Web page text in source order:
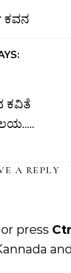
ಕವನ
ಕವಿತೆ
A REPLY
press